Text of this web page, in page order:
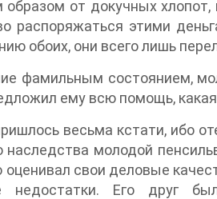
образом от докучных
распоряжаться этими
обоих, они всего лишь
фамильным состоянием,
ему всю помощь, какая
весьма кстати, ибо
наследства молодой
свои деловые
недостатки. Его друг